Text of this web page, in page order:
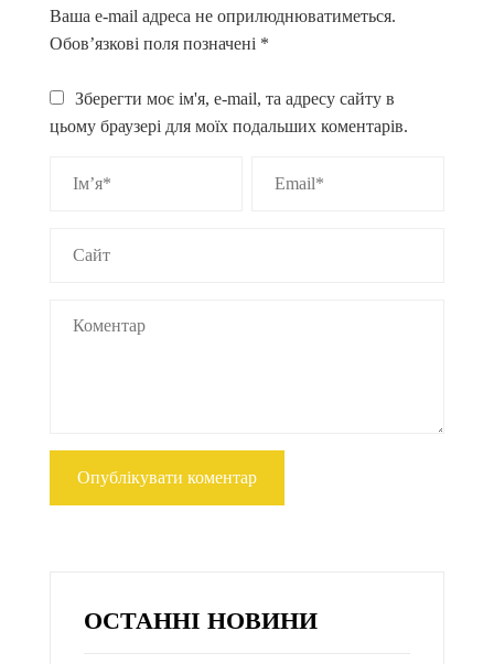
Ваша e-mail адреса не оприлюднюватиметься.
Обов’язкові поля позначені *
Зберегти моє ім'я, e-mail, та адресу сайту в
цьому браузері для моїх подальших коментарів.
ОСТАННІ НОВИНИ